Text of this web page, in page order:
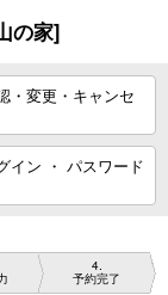
の家]
・変更・キャンセ
イン ・ パスワード
4
予約完了